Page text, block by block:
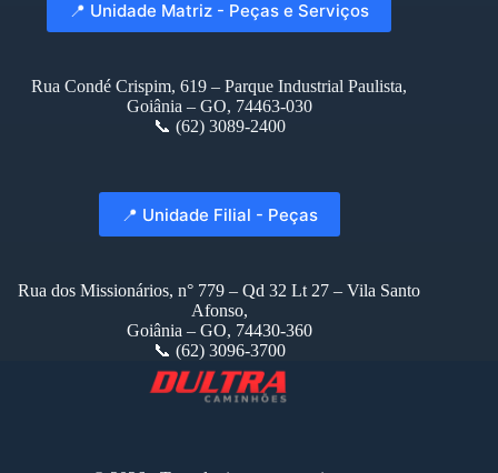
📍 Unidade Matriz - Peças e Serviços
Rua Condé Crispim, 619 – Parque Industrial Paulista,
Goiânia – GO, 74463-030
📞 (62) 3089-2400
📍 Unidade Filial - Peças
Rua dos Missionários, n° 779 – Qd 32 Lt 27 – Vila Santo
Afonso,
Goiânia – GO, 74430-360
📞 (62) 3096-3700